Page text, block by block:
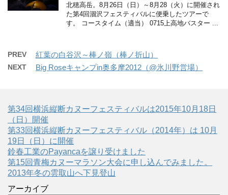
北穂高岳。8月26日（日）～8月28（火）に開催され
た第4回涸沢フェスティバルに便乗したツアーで
す。 コースタイム（適当） 0715上高地バスター ...
PREV 紅葉の白谷沢～棒ノ嶺（棒ノ折山）
NEXT Big Roseキャンプin奥多摩2012（@氷川野営場）
第34回横浜縦断カヌーフェスティバルは2015年10月18日
（日）開催
第33回横浜縦断カヌーフェスティバル（2014年）は 10月
19日（日）に開催
鈴春工業のPayancaを譲り受けました
第15回青梅カヌーマラソン大会に申し込んでみました。
2013年冬の雲取山へ下見登山
アーカイブ